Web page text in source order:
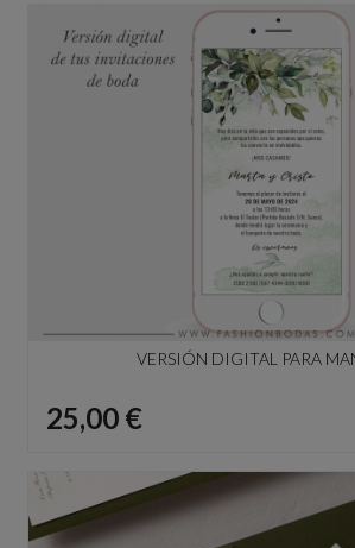
VERSIÓN DIGITAL PARA
Precio
25,00 €